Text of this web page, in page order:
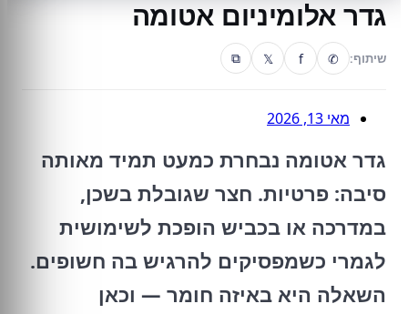
גדר אלומיניום אטומה
שיתוף: ✆
f
𝕏
⧉
מאי 13, 2026
גדר אטומה נבחרת כמעט תמיד מאותה
סיבה: פרטיות. חצר שגובלת בשכן,
במדרכה או בכביש הופכת לשימושית
לגמרי כשמפסיקים להרגיש בה חשופים.
השאלה היא באיזה חומר — וכאן